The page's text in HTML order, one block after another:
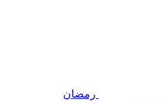
رمضان